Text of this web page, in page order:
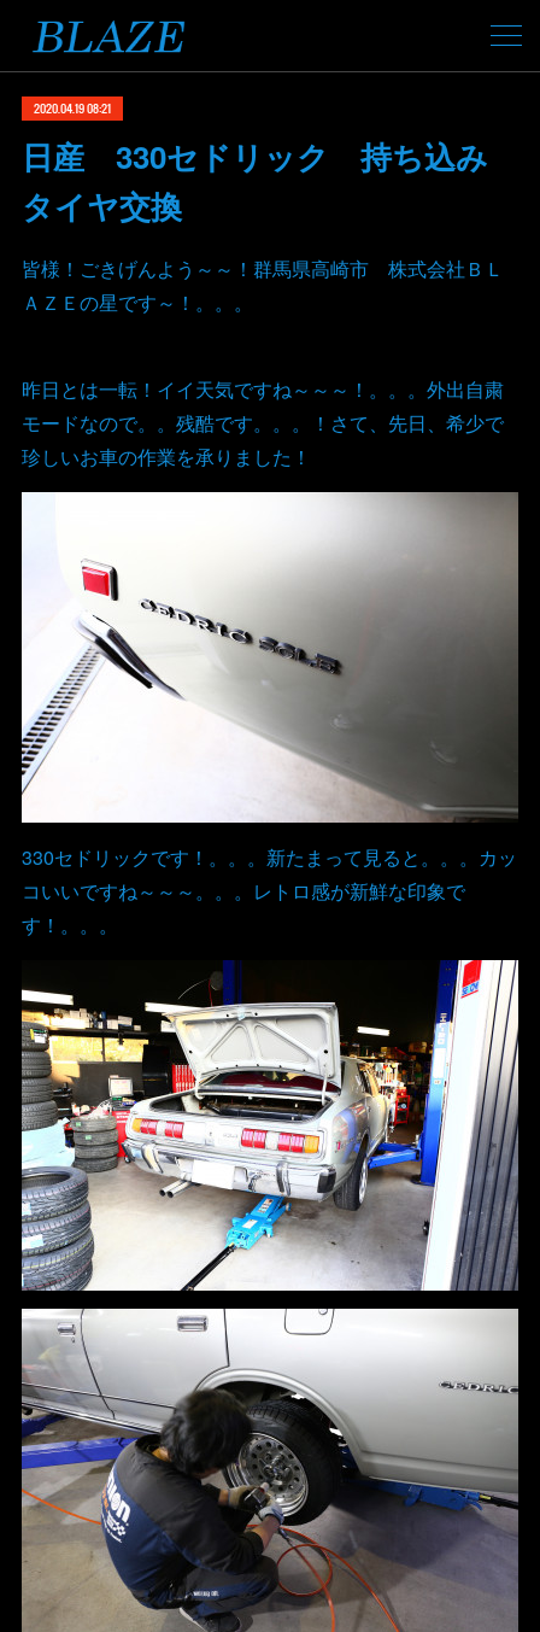
2020.04.19 08:21
日産 330セドリック 持ち込み
タイヤ交換
皆様！ごきげんよう～～！群馬県高崎市 株式会社ＢＬ
ＡＺＥの星です～！。。。
昨日とは一転！イイ天気ですね～～～！。。。外出自粛
モードなので。。残酷です。。。！さて、先日、希少で
珍しいお車の作業を承りました！
330セドリックです！。。。新たまって見ると。。。カッ
コいいですね～～～。。。レトロ感が新鮮な印象で
す！。。。